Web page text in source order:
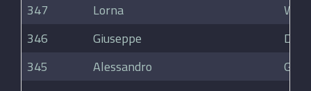
347
Lorna
346
Giuseppe
Di
345
Alessandro